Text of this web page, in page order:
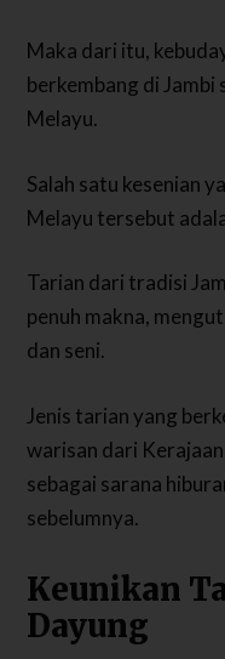
Maka dari itu,
berkembang di Jambi
Melayu.
Salah satu kesenian
Melayu tersebut
Tarian dari tradisi
penuh makna,
dan seni.
Jenis tarian yang
warisan dari
sebagai sarana
sebelumnya.
Keunikan
Dayung